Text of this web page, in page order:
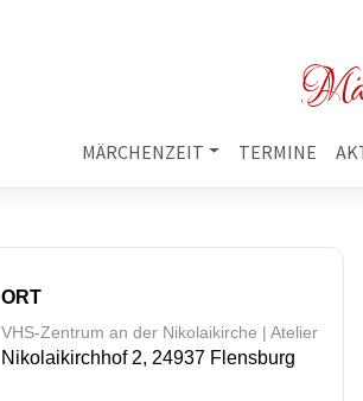
MÄRCHENZEIT TERMINE
ORT
VHS-Zentrum an der Nikolaikirche | Atelier
Nikolaikirchhof 2, 24937 Flensburg